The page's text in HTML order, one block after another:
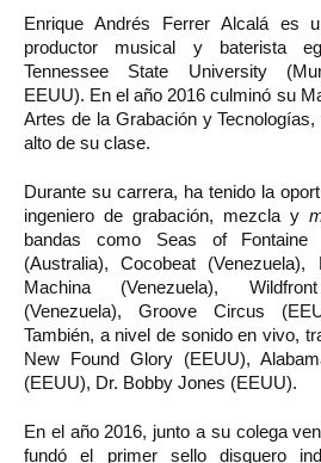
Enrique Andrés Ferrer Alcalá es
productor musical y baterista
Tennessee State University
EEUU). En el año 2016 culminó su
Artes de la Grabación y
alto de su clase.
Durante su carrera, ha tenido la
ingeniero de grabación, mezcla y
bandas como Seas of Fontaine
(Australia), Cocobeat
Machina (Venezuela),
(Venezuela), Groove Circus
También, a nivel de sonido en vivo,
New Found Glory (EEUU),
(EEUU), Dr. Bobby Jones (EEUU).
En el año 2016, junto a su colega
fundó el primer sello disquero